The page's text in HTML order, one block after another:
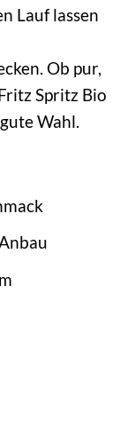
Lauf lassen
Ob pur,
Spritz Bio
Wahl.